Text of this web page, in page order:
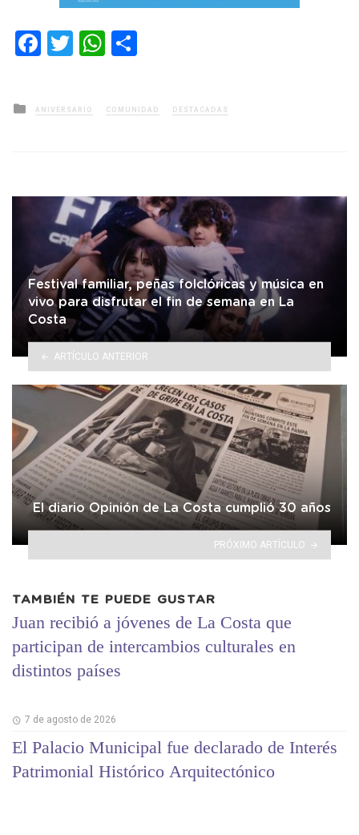
Facebook
TwitterWhatsApp
Posted
in
ANIVERSARIO COMUNIDAD DESTACADAS
Festival familiar, peñas folclóricas y música en
vivo para disfrutar el fin de semana en La
Costa
ARTÍCULO ANTERIOR
El diario Opinión de La Costa cumplió 30 años
PRÓXIMO ARTÍCULO
TAMBIÉN TE PUEDE GUSTAR
Juan recibió a jóvenes de La Costa que
participan de intercambios culturales en
distintos países
7 de agosto de 2026
El Palacio Municipal fue declarado de Interés
Patrimonial Histórico Arquitectónico